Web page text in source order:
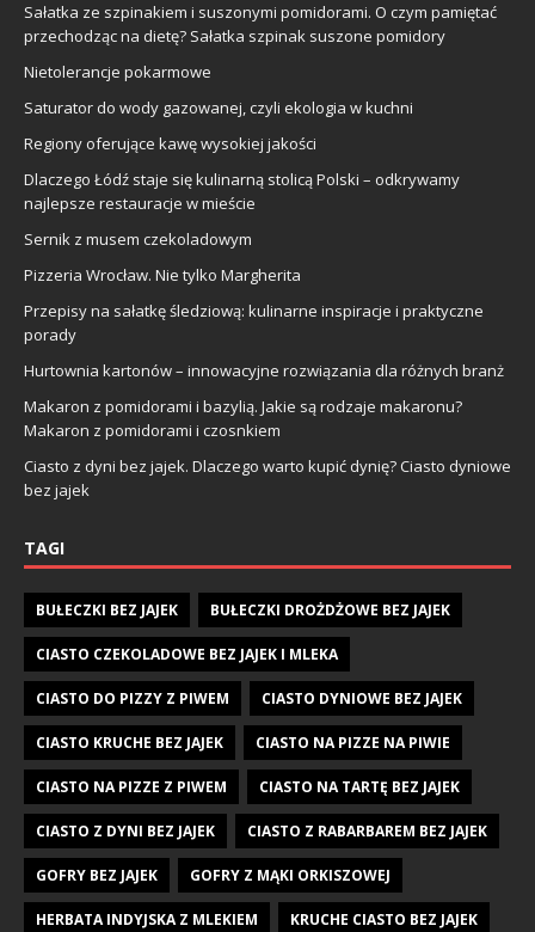
Sałatka ze szpinakiem i suszonymi pomidorami. O czym pamiętać
przechodząc na dietę? Sałatka szpinak suszone pomidory
Nietolerancje pokarmowe
Saturator do wody gazowanej, czyli ekologia w kuchni
Regiony oferujące kawę wysokiej jakości
Dlaczego Łódź staje się kulinarną stolicą Polski – odkrywamy
najlepsze restauracje w mieście
Sernik z musem czekoladowym
Pizzeria Wrocław. Nie tylko Margherita
Przepisy na sałatkę śledziową: kulinarne inspiracje i praktyczne
porady
Hurtownia kartonów – innowacyjne rozwiązania dla różnych branż
Makaron z pomidorami i bazylią. Jakie są rodzaje makaronu?
Makaron z pomidorami i czosnkiem
Ciasto z dyni bez jajek. Dlaczego warto kupić dynię? Ciasto dyniowe
bez jajek
TAGI
BUŁECZKI BEZ JAJEK BUŁECZKI DROŻDŻOWE BEZ JAJEK
CIASTO CZEKOLADOWE BEZ JAJEK I MLEKA
CIASTO DO PIZZY Z PIWEM CIASTO DYNIOWE BEZ JAJEK
CIASTO KRUCHE BEZ JAJEK CIASTO NA PIZZE NA PIWIE
CIASTO NA PIZZE Z PIWEM CIASTO NA TARTĘ BEZ JAJEK
CIASTO Z DYNI BEZ JAJEK CIASTO Z RABARBAREM BEZ JAJEK
GOFRY BEZ JAJEK GOFRY Z MĄKI ORKISZOWEJ
HERBATA INDYJSKA Z MLEKIEM KRUCHE CIASTO BEZ JAJEK